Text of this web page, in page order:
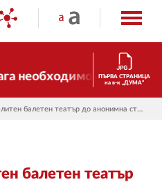
от
ПЪРВА СТРАНИЦА
на в-к „ДУМА“
"Арабеск" - от елитен балетен театър до анонимна структура
балетен театър